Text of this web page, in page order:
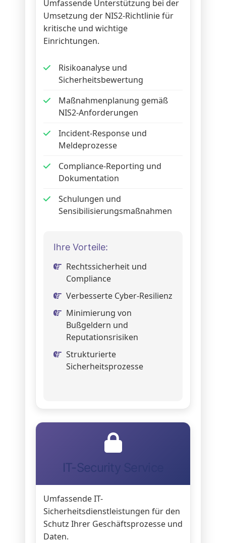
Umfassende Unterstützung bei der
Umsetzung der NIS2-Richtlinie für
kritische und wichtige
Einrichtungen.
Risikoanalyse und
Sicherheitsbewertung
Maßnahmenplanung gemäß
NIS2-Anforderungen
Incident-Response und
Meldeprozesse
Compliance-Reporting und
Dokumentation
Schulungen und
Sensibilisierungsmaßnahmen
Ihre Vorteile:
Rechtssicherheit und
Compliance
Verbesserte Cyber-Resilienz
Minimierung von
Bußgeldern und
Reputationsrisiken
Strukturierte
Sicherheitsprozesse
IT-Security Service
Umfassende IT-
Sicherheitsdienstleistungen für den
Schutz Ihrer Geschäftsprozesse und
Daten.